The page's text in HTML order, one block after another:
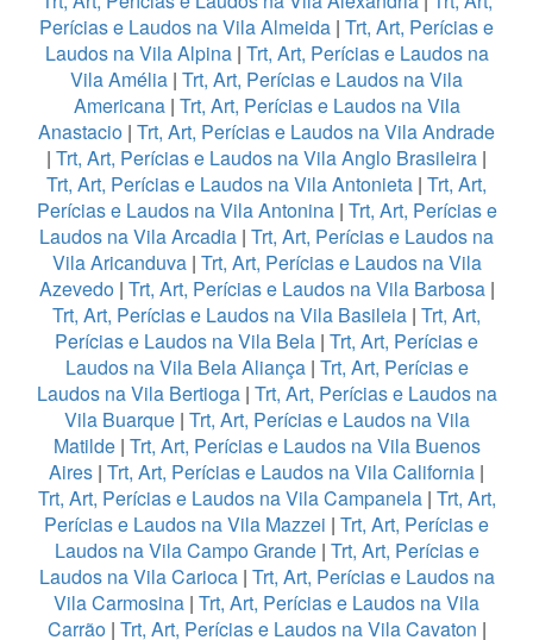
Perícias e Laudos na Vila Almeida | Trt, Art, Perícias e
Laudos na Vila Alpina | Trt, Art, Perícias e Laudos na
Vila Amélia | Trt, Art, Perícias e Laudos na Vila
Americana| Trt, Art, Perícias e Laudos na Vila
Anastacio | Trt, Art, Perícias e Laudos na Vila Andrade
| Trt, Art, Perícias e Laudos na Vila Anglo Brasileira |
Trt, Art, Perícias e Laudos na Vila Antonieta | Trt, Art,
Perícias e Laudos na Vila Antonina| Trt, Art, Perícias e
Laudos na Vila Arcadia | Trt, Art, Perícias e Laudos na
Vila Aricanduva| Trt, Art, Perícias e Laudos na Vila
Azevedo| Trt, Art, Perícias e Laudos na Vila Barbosa|
Trt, Art, Perícias e Laudos na Vila Basileia | Trt, Art,
Perícias e Laudos na Vila Bela | Trt, Art, Perícias e
Laudos na Vila Bela Aliança| Trt, Art, Perícias e
Laudos na Vila Bertioga| Trt, Art, Perícias e Laudos na
Vila Buarque| Trt, Art, Perícias e Laudos na Vila
Matilde| Trt, Art, Perícias e Laudos na Vila Buenos
Aires | Trt, Art, Perícias e Laudos na Vila California |
Trt, Art, Perícias e Laudos na Vila Campanela| Trt, Art,
Perícias e Laudos na Vila Mazzei | Trt, Art, Perícias e
Laudos na Vila Campo Grande| Trt, Art, Perícias e
Laudos na Vila Carioca| Trt, Art, Perícias e Laudos na
Vila Carmosina | Trt, Art, Perícias e Laudos na Vila
Carrão| Trt, Art, Perícias e Laudos na Vila Cavaton |